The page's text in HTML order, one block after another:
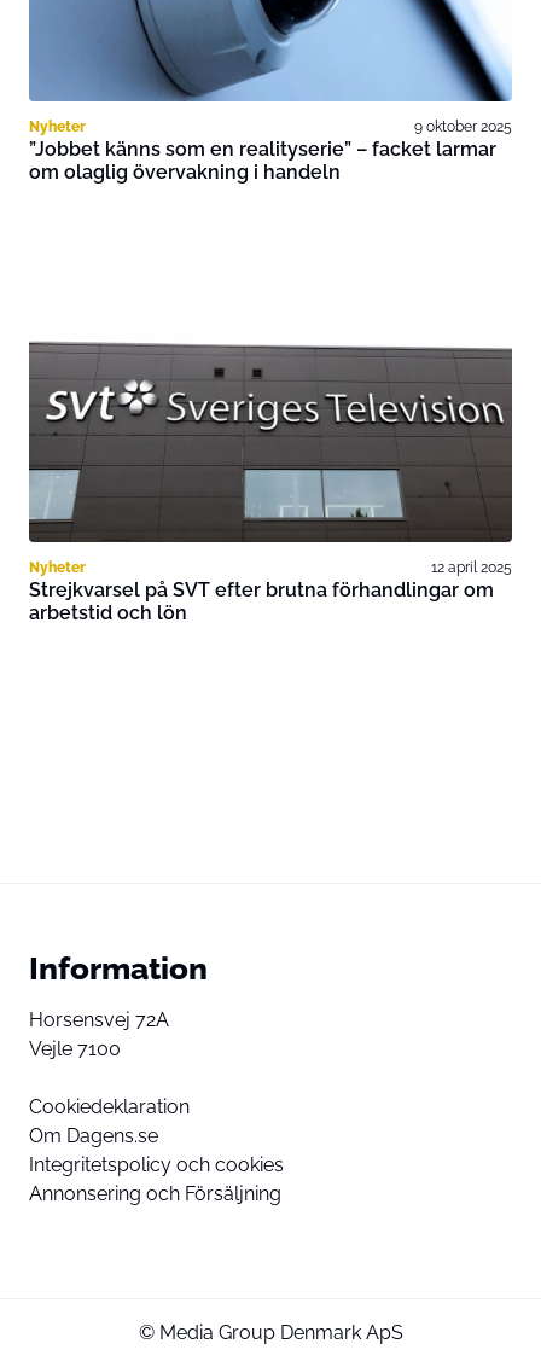
Nyheter 9 oktober 2025
”Jobbet känns som en realityserie” – facket larmar
om olaglig övervakning i handeln
Nyheter 12 april 2025
Strejkvarsel på SVT efter brutna förhandlingar om
arbetstid och lön
Information
Horsensvej 72A
Vejle 7100
Cookiedeklaration
Om Dagens.se
Integritetspolicy och cookies
Annonsering och Försäljning
© Media Group Denmark ApS